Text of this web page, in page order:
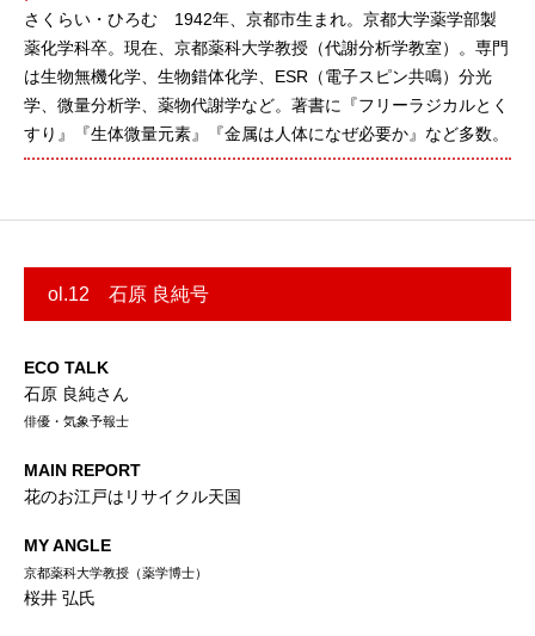
さくらい・ひろむ 1942年、京都市生まれ。京都大学薬学部製
薬化学科卒。現在、京都薬科大学教授（代謝分析学教室）。専門
は生物無機化学、生物錯体化学、ESR（電子スピン共鳴）分光
学、微量分析学、薬物代謝学など。著書に『フリーラジカルとく
すり』『生体微量元素』『金属は人体になぜ必要か』など多数。
ol.12 石原 良純号
ECO TALK
石原 良純さん
俳優・気象予報士
MAIN REPORT
花のお江戸はリサイクル天国
MY ANGLE
京都薬科大学教授（薬学博士）
桜井 弘氏